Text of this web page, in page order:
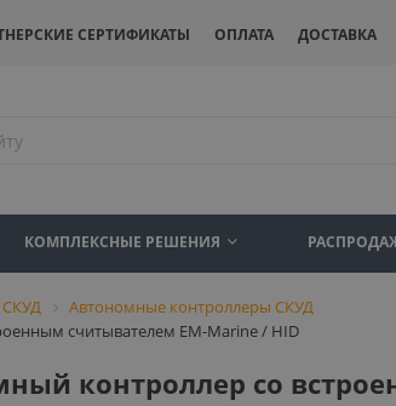
СЕРТИФИКАТЫ ОПЛАТА ДОСТАВКА
КОМПЛЕКСНЫЕ РЕШЕНИЯ
Автономные контроллеры СКУД
считывателем EM-Marine / HID
контроллер со